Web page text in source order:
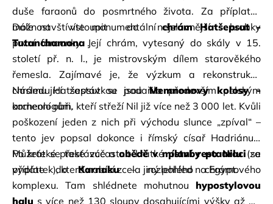
duše faraonů do posmrtného života. Za příplatek
Tutanchamona .
Dále navštívíte monumentální
první faraonky. Její chrám, vytesaný do skály v 15.
století př. n. l., je mistrovským dílem starověkého
řemesla. Zajímavé je, že výzkum a rekonstrukce
chrámu Hatšepsut se podařilo především polským
archeologům.
Následující zastávkou jsou
kamenní obři, kteří střeží Nil již více než 3 000 let. Kvůli
poškození jeden z nich při východu slunce „zpíval“ –
tento jev popsal dokonce i římský císař Hadriánus.
Můžete se také zúčastnit krátké plavby po Nilu (za
příplatek), která nabízí zcela jiný pohled na Egypt.
Po krátké přestávce a obědě v místní restauraci se
vydáte do Karnaku – rozlehlého chrámového
komplexu. Tam shlédnete mohutnou hypostylovou
halu s více než 130 sloupy dosahujícími výšky až 24